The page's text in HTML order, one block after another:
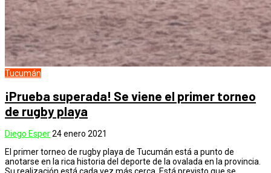
Tucumán
¡Prueba superada! Se viene el primer torneo
de rugby playa
Diego Esper24 enero 2021
El primer torneo de rugby playa de Tucumán está a punto de
anotarse en la rica historia del deporte de la ovalada en la provincia.